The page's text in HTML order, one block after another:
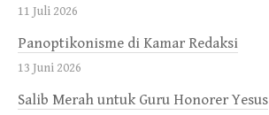
11 Juli 2026
Panoptikonisme di Kamar Redaksi
13 Juni 2026
Salib Merah untuk Guru Honorer Yesus